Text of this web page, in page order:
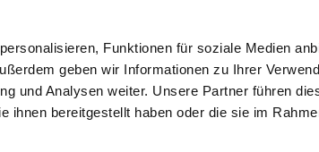
Funktionen für soziale Medien
geben wir Informationen zu Ihrer
und Analysen weiter. Unsere Partner führen
ihnen bereitgestellt haben oder die sie im
Angaben